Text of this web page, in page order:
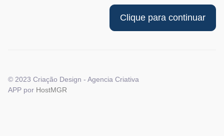
© 2023 Criação Design - Agencia Criativa
APP por HostMGR